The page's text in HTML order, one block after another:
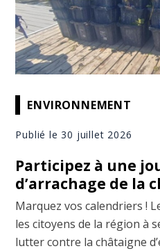
ENVIRONNEMENT
Publié le 30 juillet 2026
Participez à une
d’arrachage de la
Marquez vos calendriers !
les citoyens de la région à
lutter contre la châtaigne